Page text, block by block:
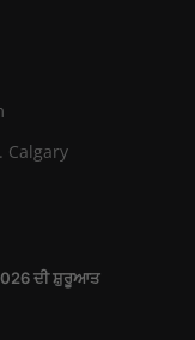
Calgary
ਦੀ ਸ਼ੁਰੂਆਤ